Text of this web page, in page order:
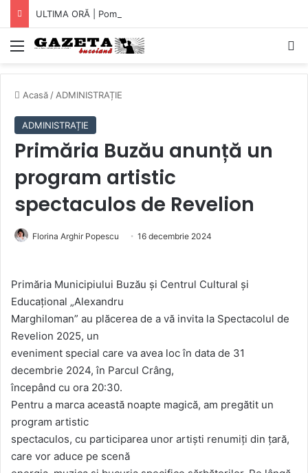
Mediu
Acasă / ADMINISTRAȚIE
ADMINISTRAȚIE
Primăria Buzău anunță un
program artistic
spectaculos de Revelion
Florina Arghir Popescu 16 decembrie 2024
Primăria Municipiului Buzău și Centrul Cultural și
Educațional „Alexandru
Marghiloman” au plăcerea de a vă invita la Spectacolul de
Revelion 2025, un
eveniment special care va avea loc în data de 31
decembrie 2024, în Parcul Crâng,
începând cu ora 20:30.
Pentru a marca această noapte magică, am pregătit un
program artistic
spectaculos, cu participarea unor artiști renumiți din țară,
care vor aduce pe scenă